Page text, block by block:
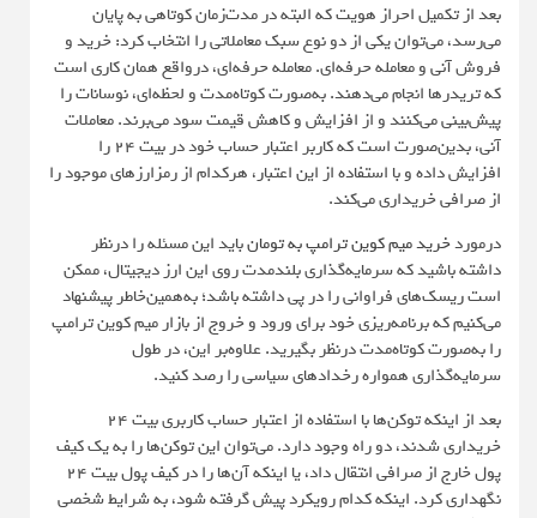
بعد از تکمیل احراز هویت که البته در مدت‌زمان کوتاهی به پایان
می‌رسد، می‌توان یکی از دو نوع سبک معاملاتی را انتخاب کرد: خرید و
فروش آنی و معامله حرفه‌ای. معامله حرفه‌ای، درواقع همان کاری است
که تریدرها انجام می‌دهند. به‌صورت کوتاه‌مدت و لحظه‌ای، نوسانات را
پیش‌بینی می‌کنند و از افزایش و کاهش قیمت سود می‌برند. معاملات
آنی، بدین‌صورت است که کاربر اعتبار حساب خود در بیت ۲۴ را
افزایش داده و با استفاده از این اعتبار، هرکدام از رمزارزهای موجود را
از صرافی خریداری می‌کند.
درموردخرید میم کوین ترامپ به تومانباید این مسئله را درنظر
داشته باشید که سرمایه‌گذاری بلندمدت روی این ارز دیجیتال، ممکن
است ریسک‌های فراوانی را در پی داشته باشد؛ به‌همین‌خاطر پیشنهاد
می‌کنیم که برنامه‌ریزی خود برای ورود و خروج از بازار میم‌ کوین ترامپ
را به‌صورت کوتاه‌مدت درنظر بگیرید. علاوه‌بر این، در طول
سرمایه‌گذاری همواره رخدادهای سیاسی را رصد کنید.
بعد از اینکه توکن‌ها با استفاده از اعتبار حساب کاربری بیت ۲۴
خریداری شدند، دو راه وجود دارد. می‌توان این توکن‌ها را به یک کیف
پول خارج از صرافی انتقال داد، یا اینکه آن‌ها را در کیف پول بیت ۲۴
نگهداری کرد. اینکه کدام رویکرد پیش گرفته شود، به شرایط شخصی